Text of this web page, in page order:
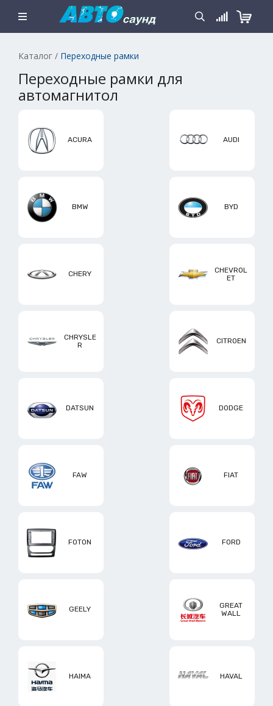
Каталог / Переходные рамки
Переходные рамки для
автомагнитол
ACURA AUDI
BMW BYD
CHERY
CHEVROL
ET
CHRYSLE
R
CITROEN
DATSUN DODGE
FAW FIAT
FOTON FORD
GEELY
GREAT
WALL
HAIMA HAVAL